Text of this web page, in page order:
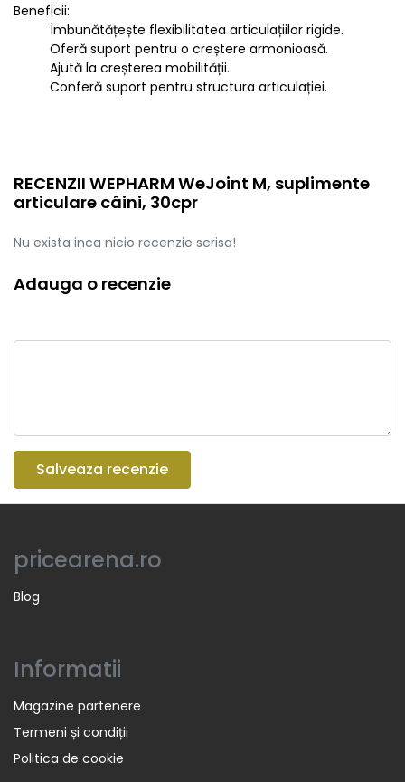
Beneficii:
Îmbunătățește flexibilitatea articulațiilor rigide.
Oferă suport pentru o creștere armonioasă.
Ajută la creșterea mobilității.
Conferă suport pentru structura articulației.
RECENZII WEPHARM WeJoint M, suplimente
articulare câini, 30cpr
Nu exista inca nicio recenzie scrisa!
Adauga o recenzie
Salveaza recenzie
pricearena.ro
Blog
Informatii
Magazine partenere
Termeni și condiții
Politica de cookie